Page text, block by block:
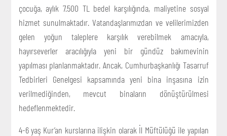
çocuğa, aylık 7.500 TL bedel karşılığında, maliyetine sosyal
hizmet sunulmaktadır. Vatandaşlarımızdan ve velilerimizden
gelen yoğun taleplere karşılık verebilmek amacıyla,
hayırseverler aracılığıyla yeni bir gündüz bakımevinin
yapılması planlanmaktadır. Ancak, Cumhurbaşkanlığı Tasarruf
Tedbirleri Genelgesi kapsamında yeni bina inşasına izin
verilmediğinden, mevcut binaların dönüştürülmesi
hedeflenmektedir.
4-6 yaş Kur’an kurslarına ilişkin olarak İl Müftülüğü ile yapılan